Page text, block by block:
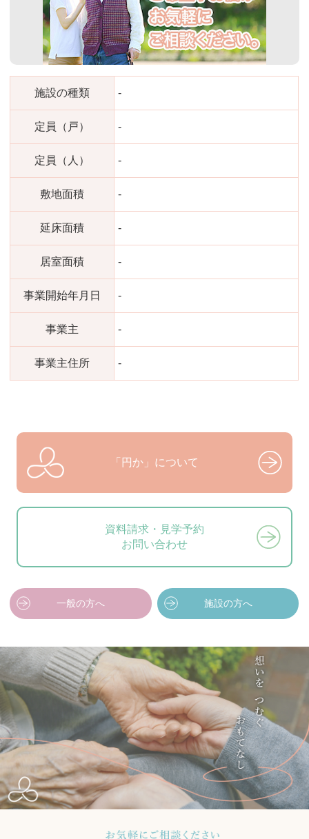
施設の種類 -
定員（戸） -
定員（人） -
敷地面積 -
延床面積 -
居室面積 -
事業開始年月日 -
事業主 -
事業主住所 -
「円か」について
資料請求・見学予約
お問い合わせ
一般の方へ 施設の方へ